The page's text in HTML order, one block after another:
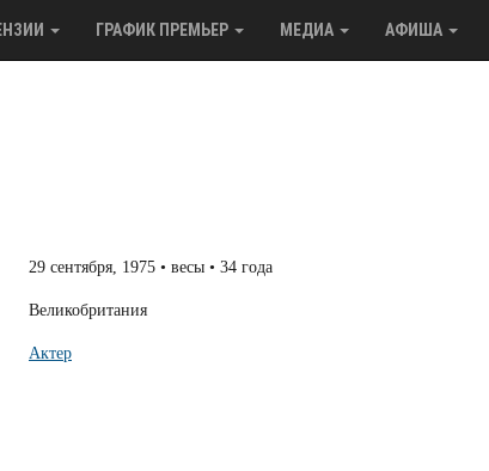
ГРАФИК ПРЕМЬЕР МЕДИА АФИША
29 сентября, 1975 • весы • 34 года
Великобритания
Актер